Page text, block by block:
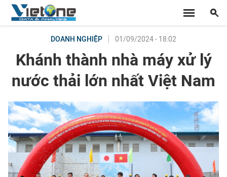
DOANH NGHIỆP 01/09/2024 - 18:02
Khánh thành nhà máy xử lý
nước thải lớn nhất Việt Nam